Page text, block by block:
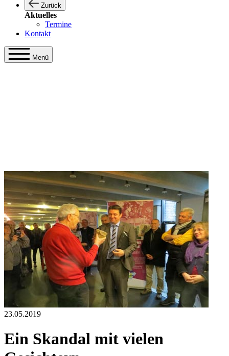
Zurück
Aktuelles
Termine
Kontakt
Menü
23.05.2019
Ein Skandal mit vielen